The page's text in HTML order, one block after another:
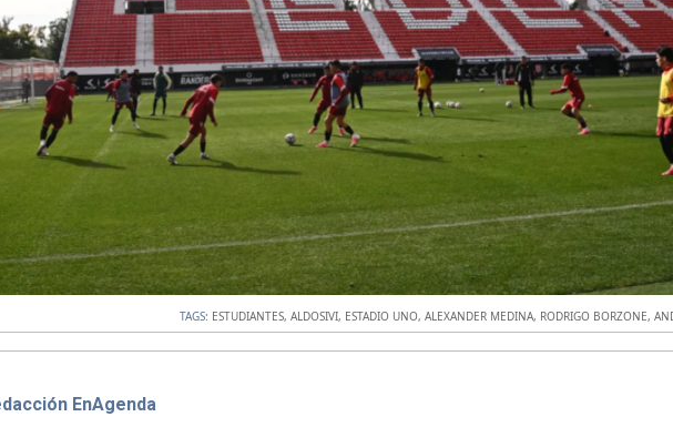
TAGS: ESTUDIANTES,ALDOSIVI, ESTADIO UNO,ALEXANDER MEDINA, RODRIGO BORZONE,
EnAgenda